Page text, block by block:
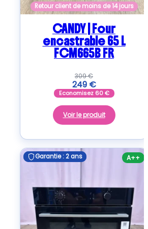
Retour client de moins de 14 jours
CANDY | Four
encastrable 65 L
FCM665B FR
309€
249 €
Economisez 60€
Voir le produit
A++
Garantie : 2 ans
Garantie : 2 ans